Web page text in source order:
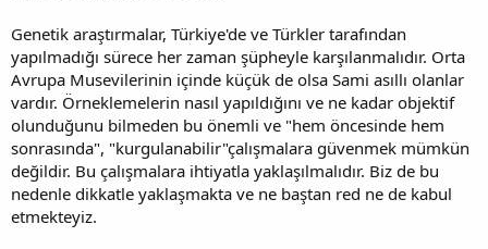
Genetik araştırmalar, Türkiye'de ve Türkler tarafından
yapılmadığı sürece her zaman şüpheyle karşılanmalıdır. Orta
Avrupa Musevilerinin içinde küçük de olsa Sami asıllı olanlar
vardır. Örneklemelerin nasıl yapıldığını ve ne kadar objektif
olunduğunu bilmeden bu önemli ve "hem öncesinde hem
sonrasında", "kurgulanabilir"çalışmalara güvenmek mümkün
değildir. Bu çalışmalara ihtiyatla yaklaşılmalıdır. Biz de bu
nedenle dikkatle yaklaşmakta ve ne baştan red ne de kabul
etmekteyiz.